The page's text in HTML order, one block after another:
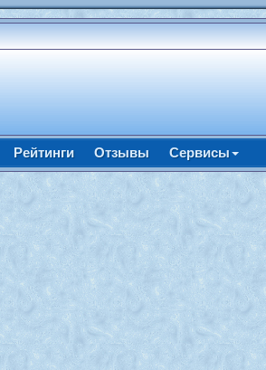
Рейтинги Отзывы Сервисы